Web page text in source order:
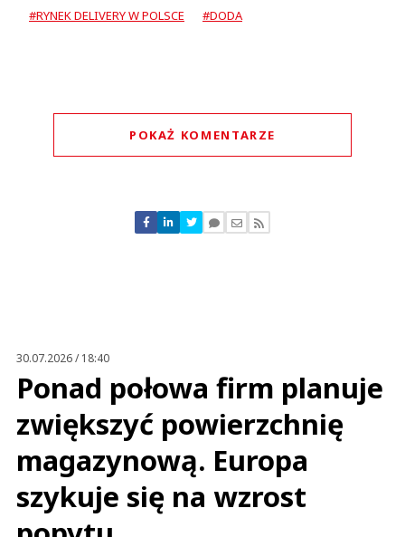
#RYNEK DELIVERY W POLSCE
#DODA
POKAŻ KOMENTARZE
Nie znaleziono komentarzy
Zostaw swoje komentarze
30.07.2026 / 18:40
Ponad połowa firm planuje
zwiększyć powierzchnię
magazynową. Europa
szykuje się na wzrost